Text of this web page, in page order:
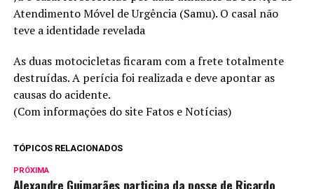
Atendimento Móvel de Urgência (Samu). O casal não
teve a identidade revelada
As duas motocicletas ficaram com a frete totalmente
destruídas. A perícia foi realizada e deve apontar as
causas do acidente.
(Com informações do site Fatos e Notícias)
TÓPICOS RELACIONADOS
PRÓXIMA
Alexandre Guimarães participa da posse de Ricardo